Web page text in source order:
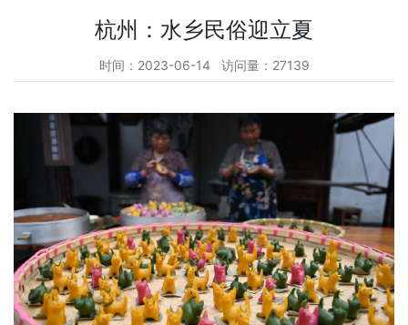
杭州：水乡民俗迎立夏
时间：2023-06-14 访问量：27139